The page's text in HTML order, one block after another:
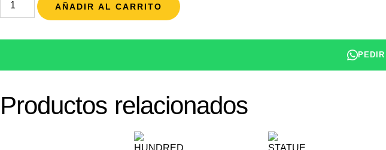
AÑADIR AL CARRITO
Productos relacionados